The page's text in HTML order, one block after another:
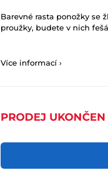
Barevné rasta ponožky se
proužky, budete v nich
Více informací ›
PRODEJ UKONČEN